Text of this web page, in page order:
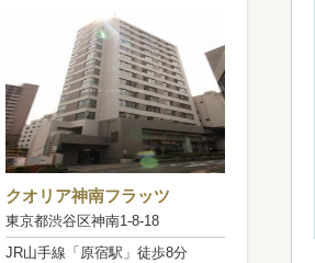
クオリア神南フラッツ
東京都渋谷区神南1-8-18
JR山手線「原宿駅」徒歩8分